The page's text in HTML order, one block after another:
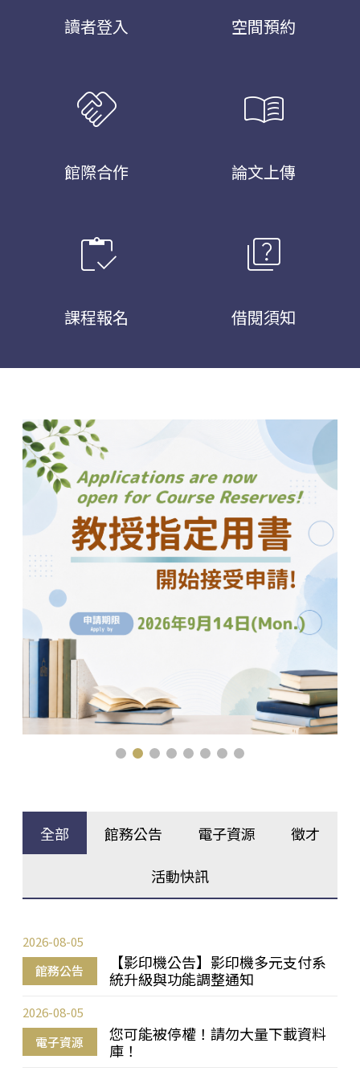
讀者登入 空間預約
handshake
館際合作
menu_book
論文上傳
inventory
課程報名
quiz
借閱須知
全部 館務公告 電子資源 徵才
活動快訊
館務公告
【影印機公告】影印機多元支付系
統升級與功能調整通知
2026-08-05
電子資源
您可能被停權！請勿大量下載資料
庫！
2026-08-05